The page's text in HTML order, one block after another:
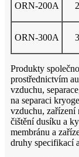
ORN-200A
ORN-300A
Produkty
prostřednictvím
vzduchu,
na separaci
vzduchu, zařízení
čištění dusíku a
membránu a
druhy specifikací